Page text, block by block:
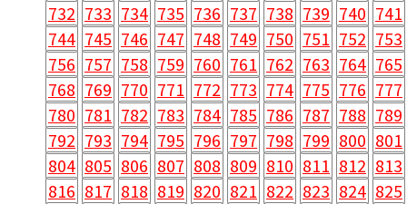
732 733 734 735 736 737 738 739 740 741
744 745 746 747 748 749 750 751 752 753
756 757 758 759 760 761 762 763 764 765
768 769 770 771 772 773 774 775 776 777
780 781 782 783 784 785 786 787 788 789
792 793 794 795 796 797 798 799 800 801
804 805 806 807 808 809 810 811 812 813
816 817 818 819 820 821 822 823 824 825